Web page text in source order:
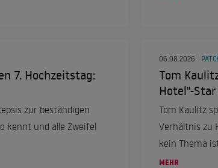
7. Hochzeitstag:
zur beständigen
kennt und alle Zweifel
06.08.2026
Tom
Hotel"-
Tom Kaulitz
Verhältnis zu
kein Thema
MEHR